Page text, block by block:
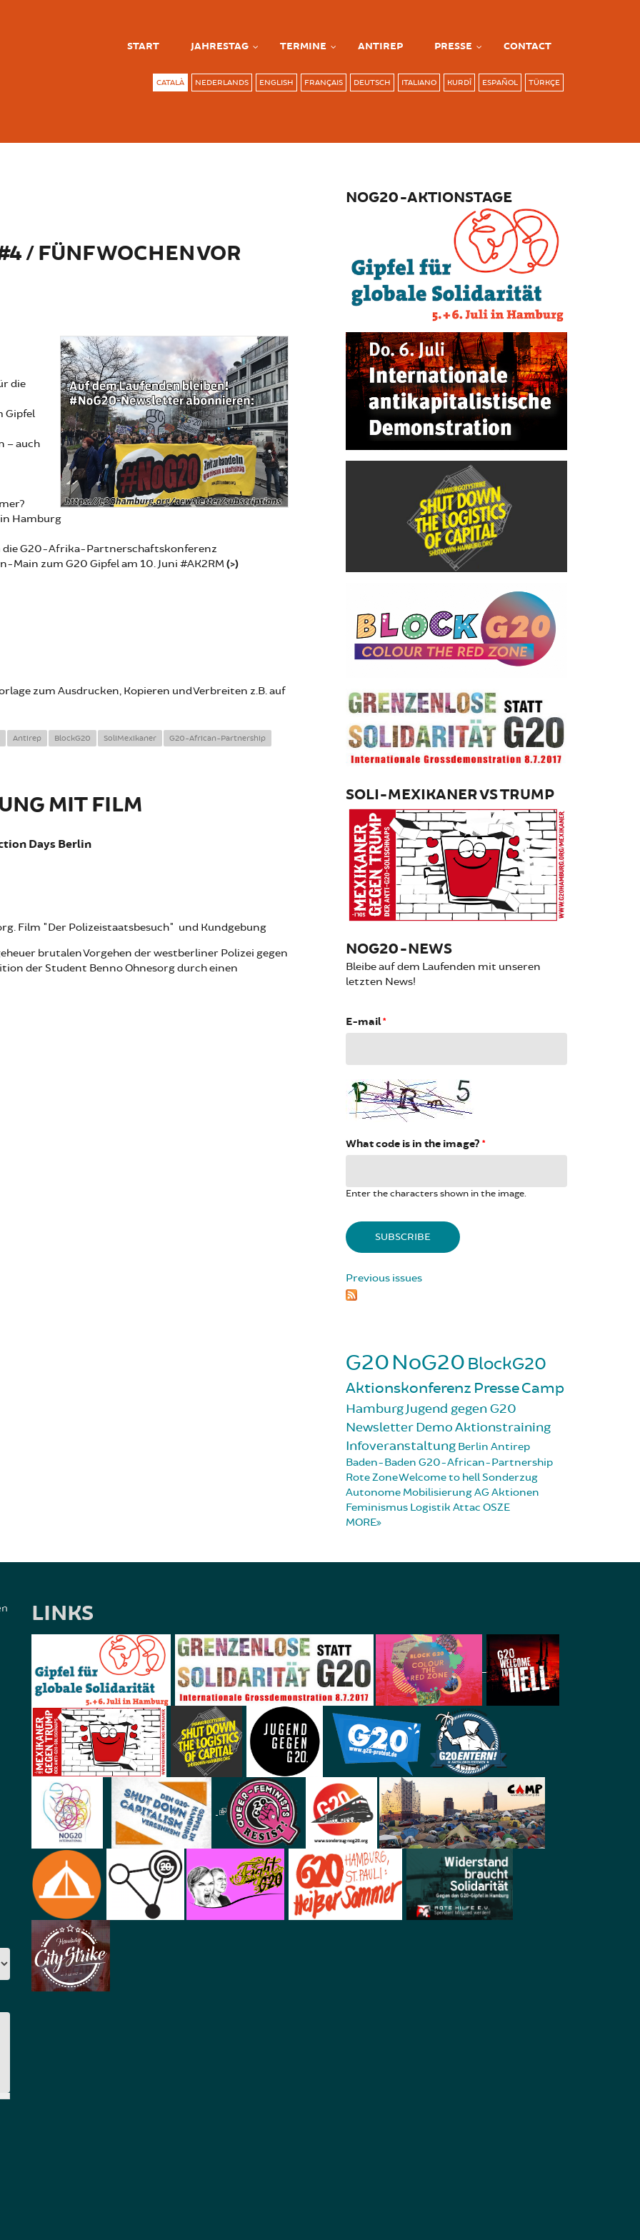
START JAHRESTAG TERMINE ANTIREP PRESSE CONTACT
CATALÀ NEDERLANDS ENGLISH FRANÇAIS DEUTSCH ITALIANO KURDÎ ESPAÑOL TÜRKÇE
/ FÜNF WOCHEN VOR
die
Gipfel
– auch
in Hamburg
die G20-Afrika-Partnerschaftskonferenz
Main zum G20 Gipfel am 10. Juni #AK2RM (>)
zum Ausdrucken, Kopieren und Verbreiten z.B. auf
Antirep BlockG20 SoliMexikaner G20-African-Partnership
MIT FILM
Days Berlin
Film "Der Polizeistaatsbesuch" und Kundgebung
brutalen Vorgehen der westberliner Polizei gegen
der Student Benno Ohnesorg durch einen
NOG20-AKTIONSTAGE
SOLI-MEXIKANER VS TRUMP
NOG20-NEWS
Bleibe auf dem Laufenden mit unseren
letzten News!
E-mail*
What code is in the image? *
Enter the characters shown in the image.
Previous issues
G20NoG20 BlockG20
Aktionskonferenz PresseCamp
HamburgJugend gegen G20
NewsletterDemoAktionstraining
Infoveranstaltung Berlin Antirep
Baden-Baden G20-African-Partnership
Rote ZoneWelcome to hellSonderzug
Autonome MobilisierungAG Aktionen
Feminismus Logistik Attac OSZE
MORE
LINKS